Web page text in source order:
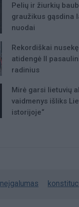
Pelių ir žiurkių
graužikus gąsdina
nuodai
Rekordiškai
atidengė II
radinius
Mirė garsi lietuvių
vaidmenys išliks
istorijoje“
neįgalumas